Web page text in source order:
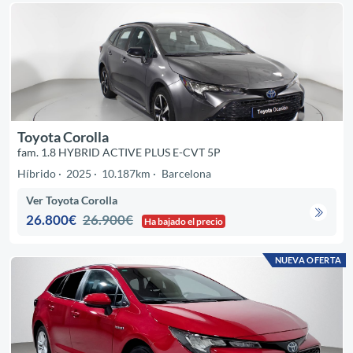
Toyota Corolla
fam. 1.8 HYBRID ACTIVE PLUS E-CVT 5P
Híbrido
2025 10.187km Barcelona
Ver Toyota Corolla
26.800€ 26.900€ Ha bajado el precio
NUEVA OFERTA